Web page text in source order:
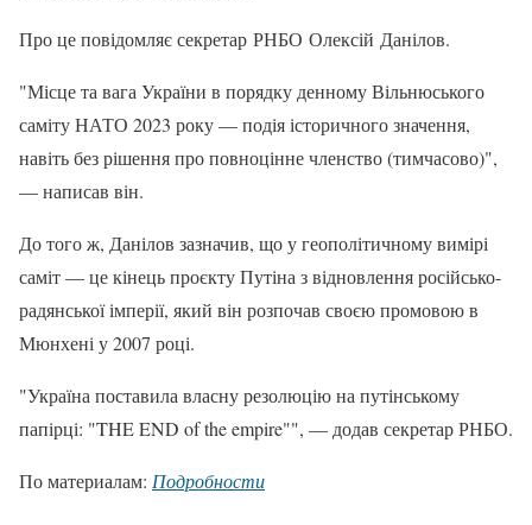
Про це повідомляє секретар РНБО Олексій Данілов.
"Місце та вага України в порядку денному Вільнюського
саміту НАТО 2023 року — подія історичного значення,
навіть без рішення про повноцінне членство (тимчасово)",
— написав він.
До того ж, Данілов зазначив, що у геополітичному вимірі
саміт — це кінець проєкту Путіна з відновлення російсько-
радянської імперії, який він розпочав своєю промовою в
Мюнхені у 2007 році.
"Україна поставила власну резолюцію на путінському
папірці: "THE END of the empire"", — додав секретар РНБО.
По материалам: Подробности